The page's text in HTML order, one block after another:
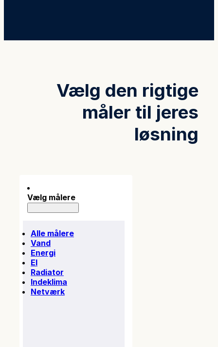
Vælg den rigtige
måler til jeres
løsning
Vælg målere
Alle målere
Vand
Energi
El
Radiator
Indeklima
Netværk